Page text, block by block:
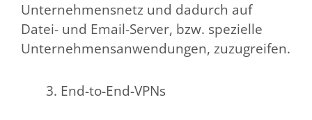
Unternehmensnetz und dadurch auf
Datei- und Email-Server, bzw. spezielle
Unternehmensanwendungen, zuzugreifen.
End-to-End-VPNs